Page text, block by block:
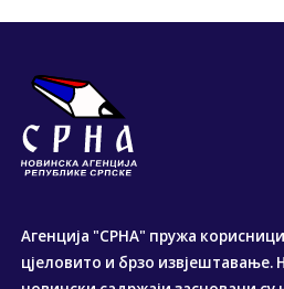
Агенција "СРНА" пружа
цјеловито и брзо извјештавање.